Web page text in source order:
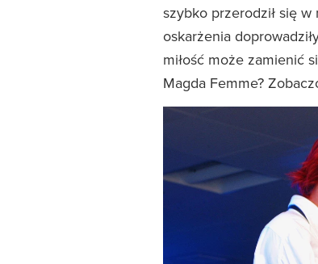
szybko przerodził się
oskarżenia
miłość może zamienić
Magda Femme?